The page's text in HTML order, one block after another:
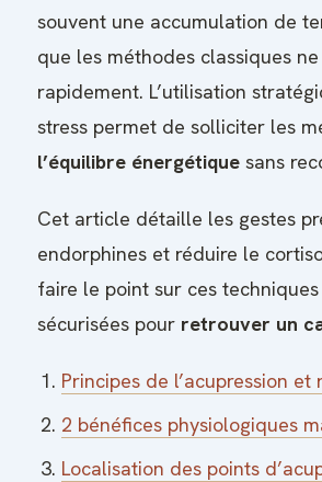
souvent une accumulation de
que les méthodes classiques
rapidement. L’utilisation
stress permet de solliciter les
l’équilibre énergétique sans
Cet article détaille les gestes
endorphines et réduire le
faire le point sur ces
sécurisées pour retrouver un
Principes de l’acupression
2 bénéfices physiologiques
Localisation des points